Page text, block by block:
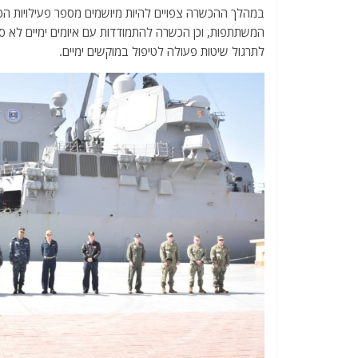
במהלך ההכשרה צפויים להיות מיושמים מספר פעילויות
המשתתפות, וכן הכשרה להתמודדות עם איומים ימיים
לתרגול שיטות פעולה לטיפול במוקשים ימיים.